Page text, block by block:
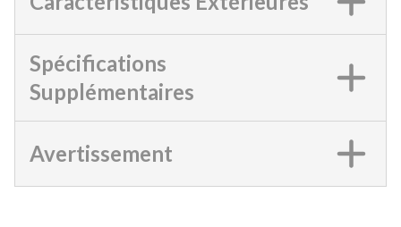
Spécifications
Supplémentaires
Avertissement